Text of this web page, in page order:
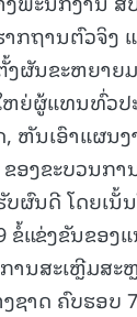
ກຖານຕົວຈິງ
ຜັນຂະຫຍາຍ
ຫຍ່ຜູ້ແທນທົ່ວປ
ຫັນເອົາແຜນ
ອງຂະບວນກາ
ຜົນດີ ໂດຍເນັ້
ແຂ່ງຂັນຂອງ
ນສະເຫຼີມສະ
ຊາດ ຄົບຮອບ